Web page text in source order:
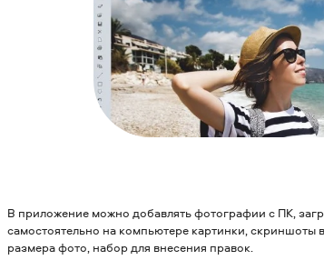
В приложение можно добавлять фотографии с ПК,
самостоятельно на компьютере картинки,
размера фото, набор для внесения правок.